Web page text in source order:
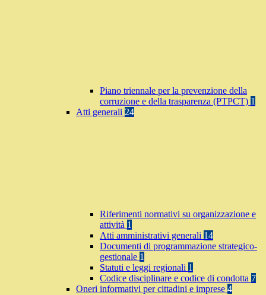
Piano triennale per la prevenzione della
corruzione e della trasparenza (PTPCT) 1
Atti generali 24
Riferimenti normativi su organizzazione e
attività 1
Atti amministrativi generali 14
Documenti di programmazione strategico-
gestionale 1
Statuti e leggi regionali 1
Codice disciplinare e codice di condotta 7
Oneri informativi per cittadini e imprese 4